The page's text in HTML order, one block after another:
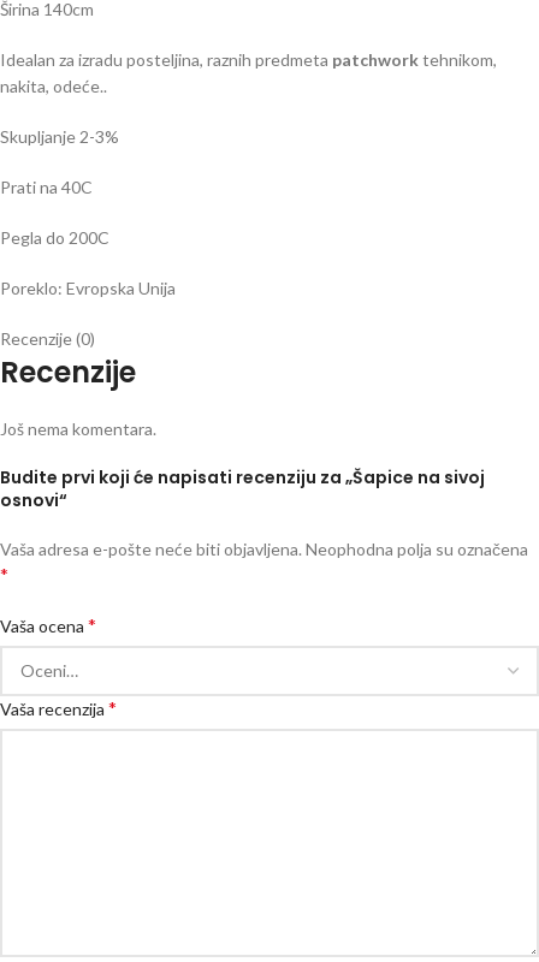
Širina 140cm
Idealan za izradu posteljina, raznih predmeta patchworktehnikom,
nakita, odeće..
Skupljanje 2-3%
Prati na 40C
Pegla do 200C
Poreklo: Evropska Unija
Recenzije (0)
Recenzije
Još nema komentara.
Budite prvi koji će napisati recenziju za „Šapice na sivoj
osnovi“
Vaša adresa e-pošte neće biti objavljena. Neophodna polja su označena
*
Vaša ocena *
Vaša recenzija *